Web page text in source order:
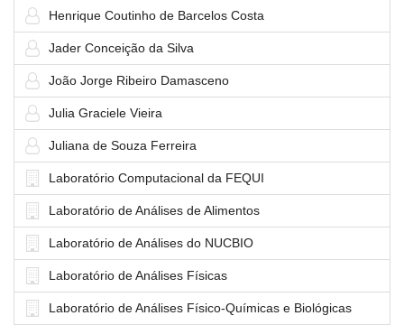
Henrique Coutinho de Barcelos Costa
Jader Conceição da Silva
João Jorge Ribeiro Damasceno
Julia Graciele Vieira
Juliana de Souza Ferreira
Laboratório Computacional da FEQUI
Laboratório de Análises de Alimentos
Laboratório de Análises do NUCBIO
Laboratório de Análises Físicas
Laboratório de Análises Físico-Químicas e Biológicas